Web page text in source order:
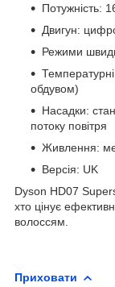
Потужність:
Двигун:
Режими
обдувом)
Насадки:
потоку повітря
Живлення:
Версія: UK
Dyson HD07
хто цінує
волоссям.
Приховати